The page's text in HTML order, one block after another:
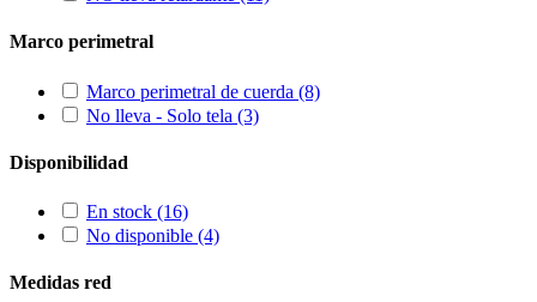
Marco perimetral
Marco perimetral de cuerda (8)
No lleva - Solo tela (3)
Disponibilidad
En stock (16)
No disponible (4)
Medidas red